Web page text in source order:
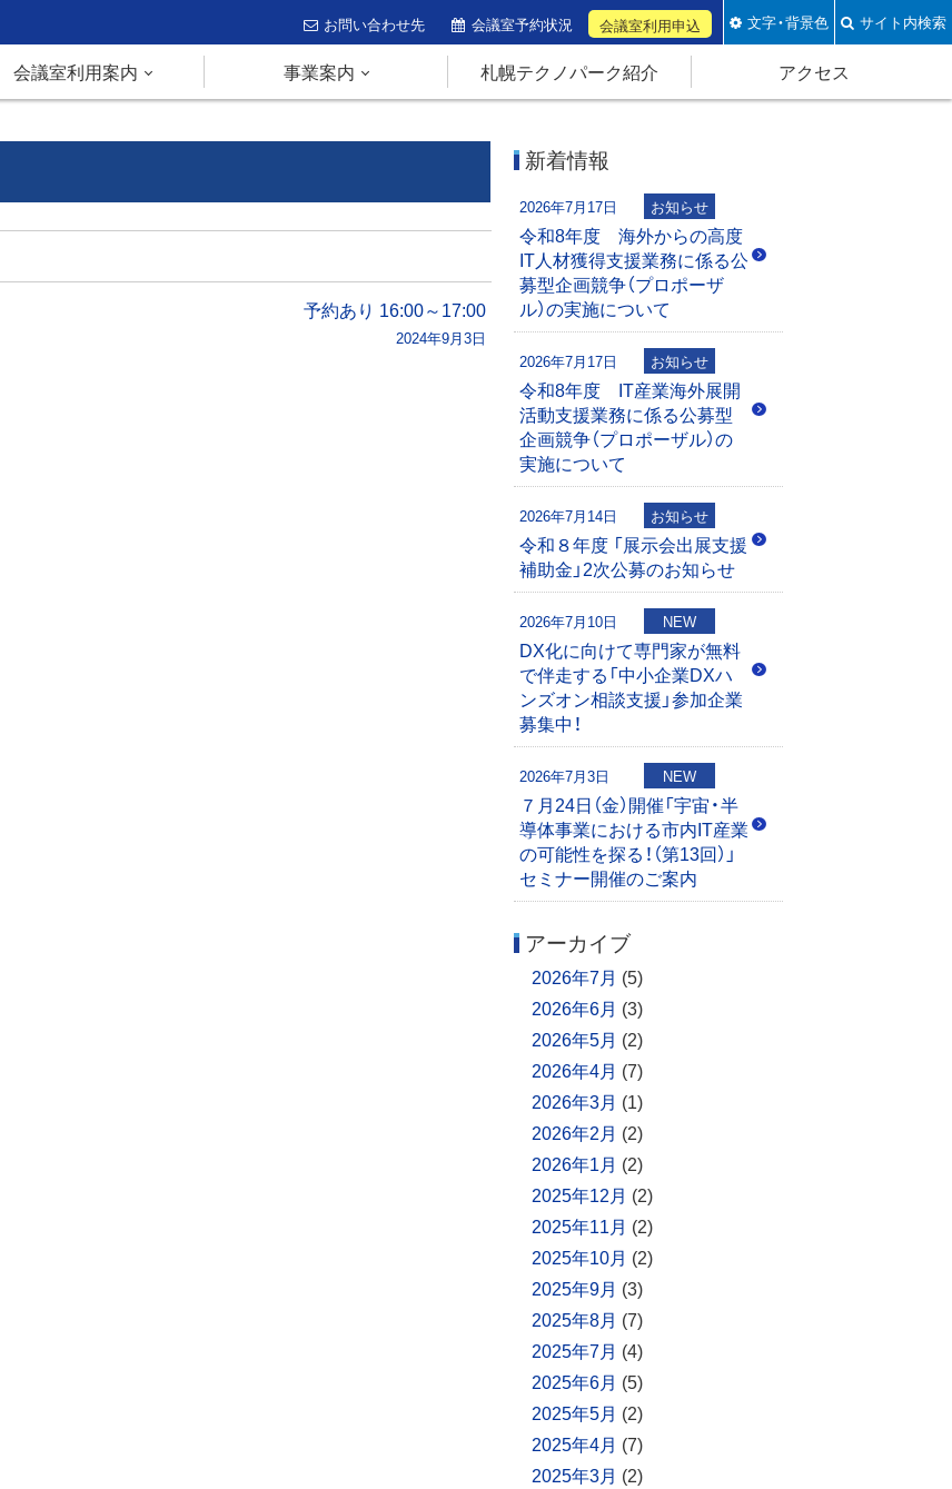
お問い合わせ先 会議室予約状況 会議室利用申込 文字・背景色 サイト内検索
会議室利用案内 事業案内 札幌テクノパーク紹介 アクセス
予約あり 16:00～17:00
2024年9月3日
新着情報
2026年7月17日 お知らせ
令和8年度 海外からの高度
IT人材獲得支援業務に係る公
募型企画競争（プロポーザ
ル）の実施について
2026年7月17日 お知らせ
令和8年度 IT産業海外展開
活動支援業務に係る公募型
企画競争（プロポーザル）の
実施について
2026年7月14日 お知らせ
令和８年度 「展示会出展支援
補助金」2次公募のお知らせ
2026年7月10日 NEW
DX化に向けて専門家が無料
で伴走する「中小企業DXハ
ンズオン相談支援」参加企業
募集中！
2026年7月3日 NEW
７月24日（金）開催「宇宙・半
導体事業における市内IT産業
の可能性を探る！（第13回）」
セミナー開催のご案内
アーカイブ
2026年7月 (5)
2026年6月 (3)
2026年5月 (2)
2026年4月 (7)
2026年3月 (1)
2026年2月 (2)
2026年1月 (2)
2025年12月 (2)
2025年11月 (2)
2025年10月 (2)
2025年9月 (3)
2025年8月 (7)
2025年7月 (4)
2025年6月 (5)
2025年5月 (2)
2025年4月 (7)
2025年3月 (2)